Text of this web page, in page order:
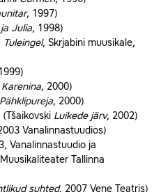
, 1997)
Julia, 1998)
Tuleingel, Skrjabini muusikale,
, 2000)
Pähklipureja, 2000)
Luikede järv, 2002)
Vanalinnastuudios)
Vanalinnastuudio ja
Tallinna
suhted, 2007 Vene Teatris)